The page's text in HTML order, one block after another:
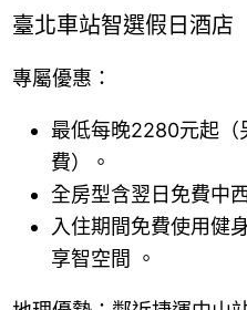
臺北車站智選假日酒店
專屬優惠：
最低每晚2280元起（
費）。
全房型含翌日免費中
入住期間免費使用健
享智空間 。